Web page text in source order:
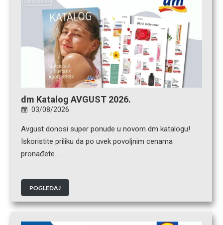
dm Katalog AVGUST 2026.
03/08/2026
Avgust donosi super ponude u novom dm katalogu!
Iskoristite priliku da po uvek povoljnim cenama
pronađete…
POGLEDAJ